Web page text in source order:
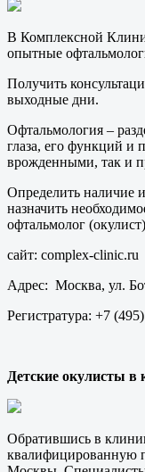
В Комплексной
опытные
Получить
выходные дни.
Офтальмология –
глаза, его функций и
врожденными, так и
Определить наличие
назначить
офтальмолог
сайт: complex-clinic.ru
Адрес: Москва, ул.
Регистратура: +7
Детские окулисты в
Обратившись в
квалифицированную